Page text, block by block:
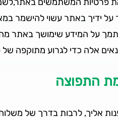
ידיך באתר עשוי להישמר
על המידע שימושך באתר
אלה כדי לגרוע מתוקפה
התפוצה
אליך, לרבות בדרך של